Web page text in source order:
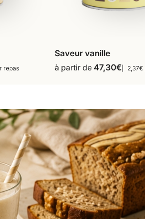
repas
16 repas
36 repas
Ce
variations.
Les
options
peuvent
être
choisies
sur
la
page
du
Saveur vanille
à partir de 47,30€ 2,37€